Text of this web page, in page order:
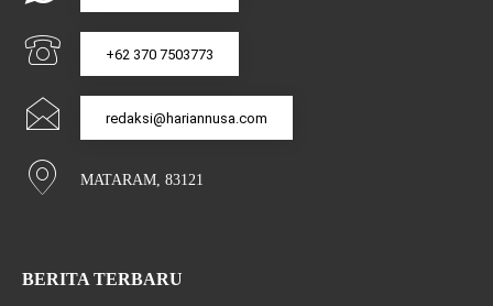
+62 370 7503773
redaksi@hariannusa.com
MATARAM, 83121
BERITA TERBARU